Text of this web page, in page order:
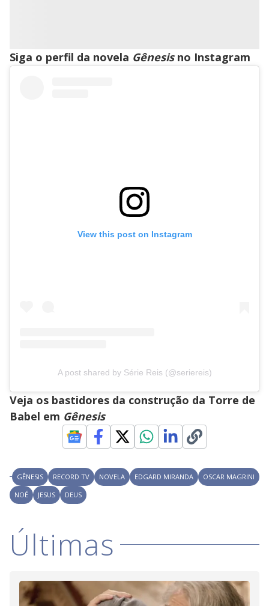
Siga o perfil da novela Gênesisno Instagram
View this post on Instagram
A post shared by Série Reis (@seriereis)
Veja os bastidores da construção da Torre de
Babel em Gênesis
GÊNESIS RECORD TV NOVELA EDGARD MIRANDA
OSCAR MAGRINI
NOÉ
JESUS DEUS
Últimas